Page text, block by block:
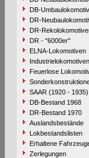
DB-
DR-
DR-
DR - "6000er"
ELNA-Lokomotiven
Industrielokomotiven
Feuerlose
SAAR (1920 - 1935)
DB-Bestand 1968
DR-Bestand 1970
Auslandsbestände
Lokbestandslisten
Erhaltene
Zerlegungen